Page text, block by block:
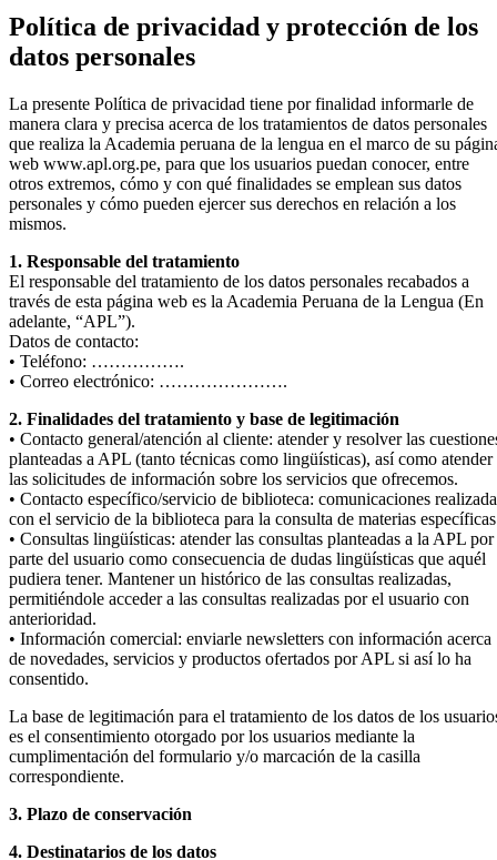
Política de privacidad y protección de los
datos personales
La presente Política de privacidad tiene por finalidad informarle de
manera clara y precisa acerca de los tratamientos de datos personales
que realiza la Academia peruana de la lengua en el marco de su
web www.apl.org.pe, para que los usuarios puedan conocer, entre
otros extremos, cómo y con qué finalidades se emplean sus datos
personales y cómo pueden ejercer sus derechos en relación a los
mismos.
1. Responsable del tratamiento
El responsable del tratamiento de los datos personales recabados a
través de esta página web es la Academia Peruana de la Lengua (En
adelante, “APL”).
Datos de contacto:
• Teléfono: …………….
• Correo electrónico: ………………….
2. Finalidades del tratamiento y base de legitimación
• Contacto general/atención al cliente: atender y resolver las
planteadas a APL (tanto técnicas como lingüísticas), así como atender
las solicitudes de información sobre los servicios que ofrecemos.
• Contacto específico/servicio de biblioteca: comunicaciones
con el servicio de la biblioteca para la consulta de materias
• Consultas lingüísticas: atender las consultas planteadas a la APL por
parte del usuario como consecuencia de dudas lingüísticas que aquél
pudiera tener. Mantener un histórico de las consultas realizadas,
permitiéndole acceder a las consultas realizadas por el usuario con
anterioridad.
• Información comercial: enviarle newsletters con información acerca
de novedades, servicios y productos ofertados por APL si así lo ha
consentido.
La base de legitimación para el tratamiento de los datos de los
es el consentimiento otorgado por los usuarios mediante la
cumplimentación del formulario y/o marcación de la casilla
correspondiente.
3. Plazo de conservación
4. Destinatarios de los datos